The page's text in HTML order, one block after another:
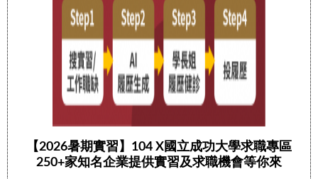
【2026暑期實習】104 X國立成功大學求職專區
250+家知名企業提供實習及求職機會等你來